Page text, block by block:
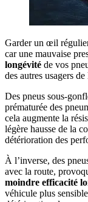
Garder un œil
car une mauvaise
longévité de vos
des autres usagers
Des pneus sous-
prématurée des
cela augmente la
légère hausse de la
détérioration des
À l’inverse, des
avec la route,
moindre efficacité
véhicule plus